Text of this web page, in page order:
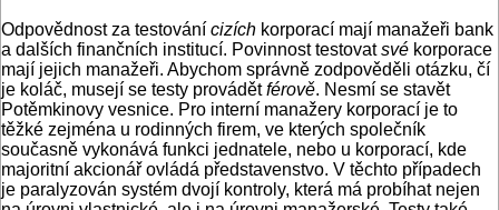
Odpovědnost za testování cizích korporací mají manažeři bank
a dalších finančních institucí. Povinnost testovatsvé korporace
mají jejich manažeři. Abychom správně zodpověděli otázku, čí
je koláč, musejí se testy provádětférově. Nesmí se stavět
Potěmkinovy vesnice. Pro interní manažery korporací je to
těžké zejména u rodinných firem, ve kterých společník
současně vykonává funkci jednatele, nebo u korporací, kde
majoritní akcionář ovládá představenstvo. V těchto případech
je paralyzován systém dvojí kontroly, která má probíhat nejen